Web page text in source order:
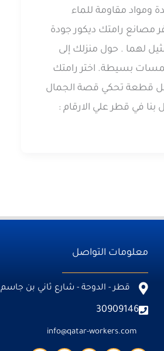
ومواد مقاومة للماء
مصانع رامتك ديكور جودة
لهما . حول منزلك إلى
بسيطة. اختر رامتك
كل قطعة تحكي قصة الجمال
بنا في قطر علي الارقام :
معلومات التواصل
قطر - الدوحة - شارع ثاني بن جاسم
30909146
info@qatar-workers.com